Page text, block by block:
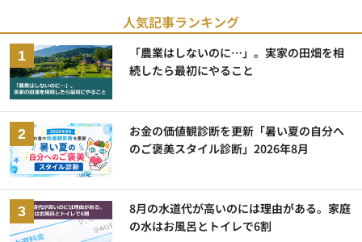
人気記事ランキング
「農業はしないのに…」。実家の田畑を相
続したら最初にやること
お金の価値観診断を更新「暑い夏の自分へ
のご褒美スタイル診断」2026年8月
8月の水道代が高いのには理由がある。家庭
の水はお風呂とトイレで6割